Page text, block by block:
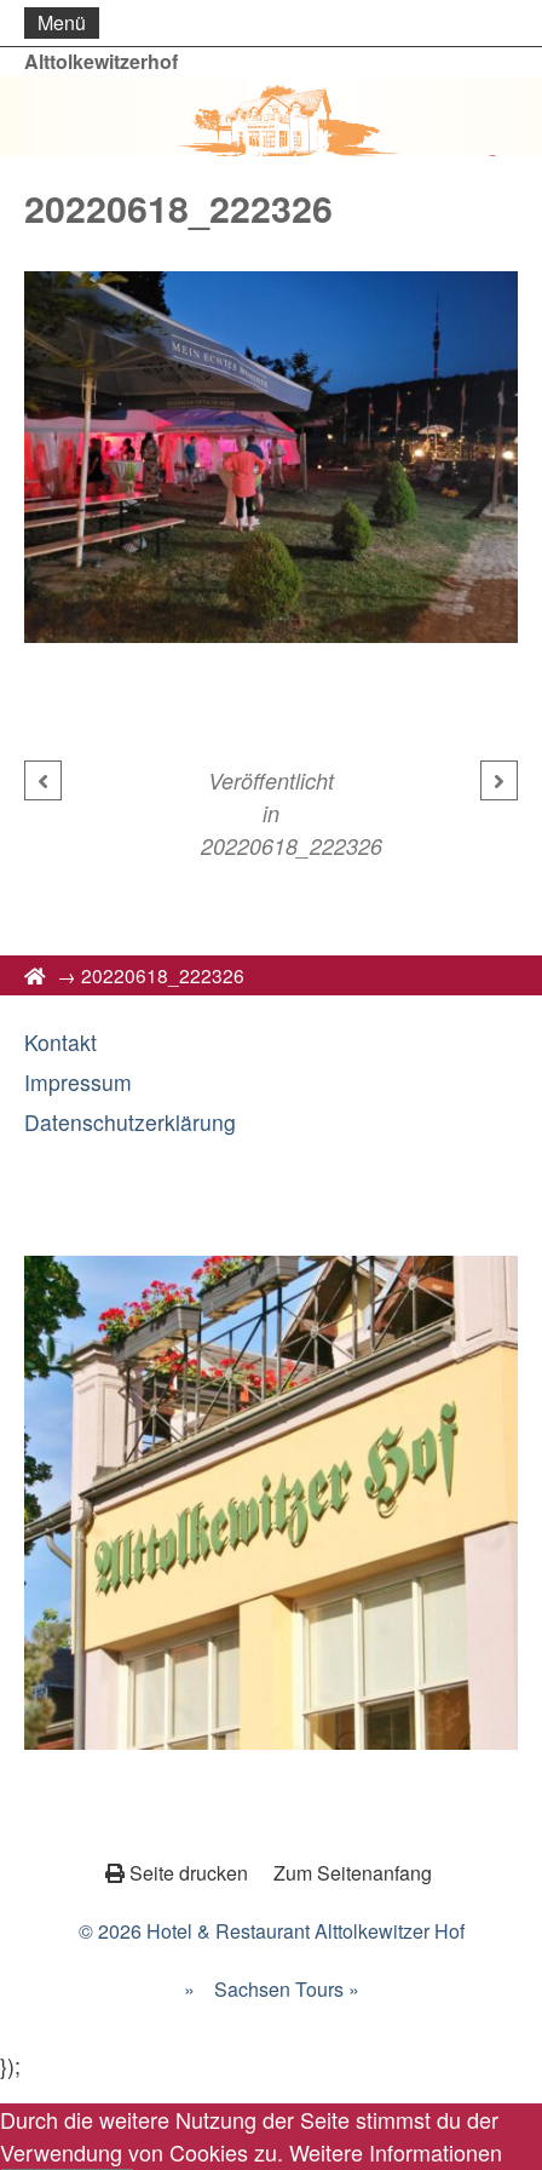
Menü
Alttolkewitzerhof
20220618_222326
Veröffentlicht
in
20220618_222326
→ 20220618_222326
Kontakt
Impressum
Datenschutzerklärung
Seite drucken Zum Seitenanfang
© 2026 Hotel & Restaurant Alttolkewitzer Hof
» Sachsen Tours »
});
Durch die weitere Nutzung der Seite stimmst du der
Verwendung von Cookies zu. Weitere Informationen